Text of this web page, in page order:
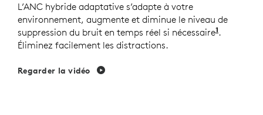
L’ANC hybride adaptative s’adapte à votre
environnement, augmente et diminue le niveau de
suppression du bruit en temps réel si nécessaire1 Activez
.
Éliminez facilement les distractions.
Regarder la vidéo